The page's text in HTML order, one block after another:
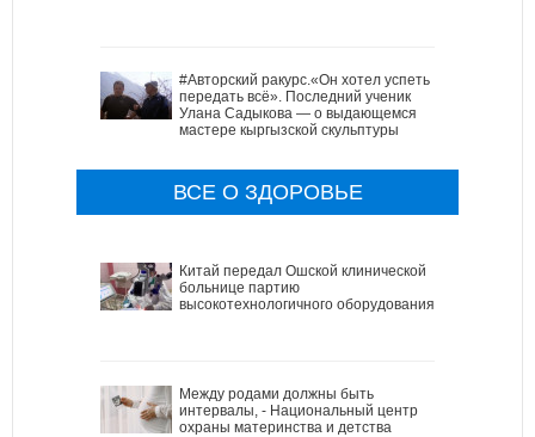
#Авторский ракурс.«Он хотел успеть
передать всё». Последний ученик
Улана Садыкова — о выдающемся
мастере кыргызской скульптуры
ВСЕ О ЗДОРОВЬЕ
Китай передал Ошской клинической
больнице партию
высокотехнологичного оборудования
Между родами должны быть
интервалы, - Национальный центр
охраны материнства и детства